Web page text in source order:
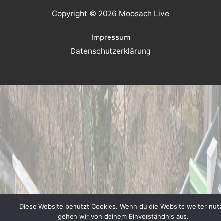
Copyright © 2026 Moosach Live
Impressum
Datenschutzerklärung
Diese Website benutzt Cookies. Wenn du die Website weiter
gehen wir von deinem Einverständnis aus.